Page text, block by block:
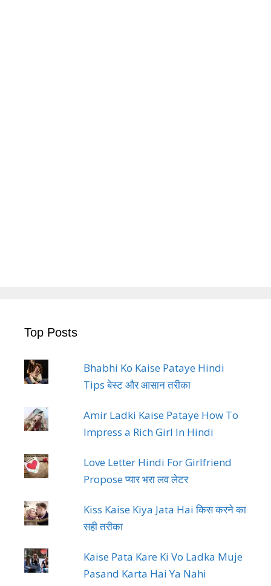
Top Posts
Bhabhi Ko Kaise Pataye Hindi
Tips बेस्ट और आसान तरीका
Amir Ladki Kaise Pataye How To
Impress a Rich Girl In Hindi
Love Letter Hindi For Girlfriend
Propose प्यार भरा लव लेटर
Kiss Kaise Kiya Jata Hai किस करने का
सही तरीका
Kaise Pata Kare Ki Vo Ladka Muje
Pasand Karta Hai Ya Nahi